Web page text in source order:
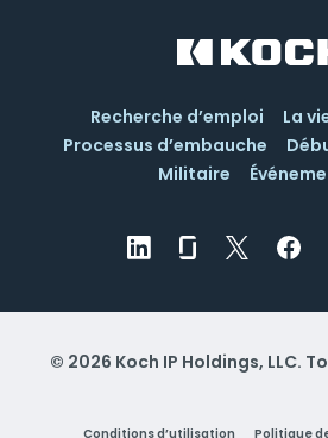
Recherche d’emploi
La
Processus d’embauche
Militaire
© 2026 Koch IP Holdings, LLC.
Conditions d’utilisation Politique